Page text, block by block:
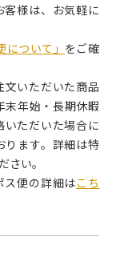
様は、お気軽に
について」 をご確
いただいた商品
末年始・長期休暇
いただいた場合に
ります。詳細は特
さい。
便の詳細はこち